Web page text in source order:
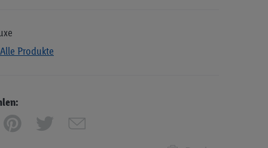
Alle Produkte